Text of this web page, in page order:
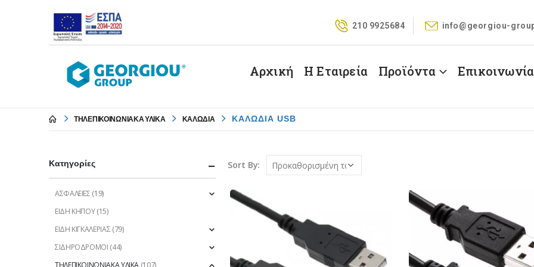
210 9925684 info@georgiou-
Αρχική Η Εταιρεία Προϊόντα Επικοινωνία
ΤΗΛΕΠΙΚΟΙΝΩΝΙΑΚΑ ΥΛΙΚΑ ΚΑΛΩΔΙΑ ΚΑΛΩΔΙΑ USB
Sort By:
Κατηγορίες
ΑΣΦΑΛΕΙΕΣ (19)
ΕΙΔΗ ΚΗΠΟΥ (15)
ΕΙΔΗ ΚΙΓΚΑΛΕΡΙΑΣ (79)
ΣΙΔΗΡΟΔΡΟΜΟΙ (44)
ΤΗΛΕΠΙΚΟΙΝΩΝΙΑΚΑ ΥΛΙΚΑ (107)